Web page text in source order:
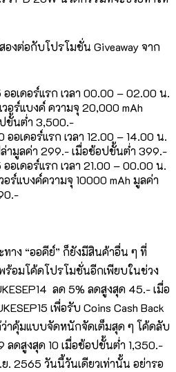
องต่อกับโปรโมชั่น Giveaway จาก
อเดอร์แรก เวลา 00.00 – 02.00 น.
อร์แบงค์ ความจุ 20,000 mAh
ขั้นต่ำ 3,500.-​
ออเดอร์แรก เวลา 12.00 – 14.00 น.
ามูลค่า 299.- เมื่อช้อปขั้นต่ำ 399.-​
อเดอร์แรก เวลา 21.00 – 00.00 น.
อร์แบงค์ความจุ 10000 mAh มูลค่า
าง “ออคีย์” ก็ยังมีสินค้าอื่น ๆ ที่
อมโค้ดโปรโมชั่นอีกเพียบในช่วง
ลด 5% ลดสูงสุด 45.- เมื่อ
เพื่อรับ Coins Cash Back
ว่าคุ้มแบบจัดหนักจัดเต็มสุด ๆ โค้ดลับ
ลดสูงสุด 10 เมื่อช้อปขั้นต่ำ 1,350.-
. 2565 วันนี้วันเดียวเท่านั้น อย่ารอ